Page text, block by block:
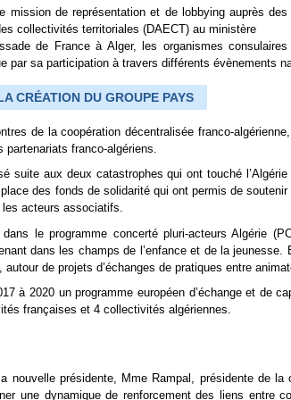
mission de représentation et de lobbying auprès
collectivités territoriales (DAECT) au ministère
de France à Alger, les organismes
par sa participation à travers différents évènements
CRÉATION DU GROUPE PAYS
de la coopération décentralisée franco-
franco-algériens.
suite aux deux catastrophes qui ont touché
des fonds de solidarité qui ont permis de
acteurs associatifs.
le programme concerté pluri-acteurs Algérie
dans les champs de l’enfance et de la
de projets d’échanges de pratiques entre
à 2020 un programme européen d’échange et de
françaises et 4 collectivités algériennes.
nouvelle présidente, Mme Rampal, présidente de
une dynamique de renforcement des liens entre